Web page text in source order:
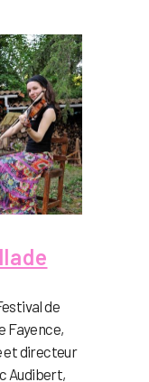
de
Fayence,
et directeur
Audibert,